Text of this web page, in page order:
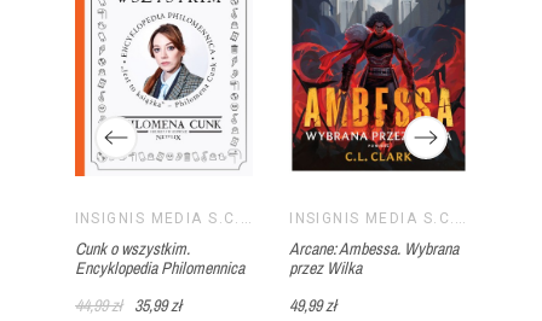
INSIGNIS MEDIA S.C. PAWEŁ BRZOZOWSKI TOMASZ BRZOZOWSKI
Cunk o wszystkim.
Encyklopedia Philomennica
44,99 zł
35,99 zł
INSIGNIS MEDIA S.C. PAWEŁ BRZOZOWSKI TOMASZ BRZOZOWSKI
Arcane: Ambessa. Wybrana
przez Wilka
49,99 zł